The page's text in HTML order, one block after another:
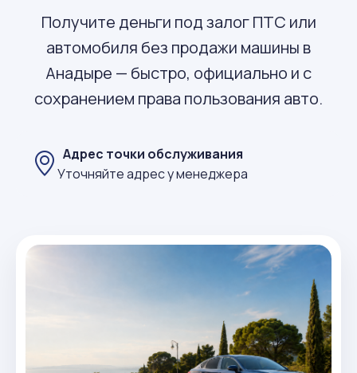
Получите деньги под залог ПТС или
автомобиля без продажи машины в
Анадыре — быстро, официально и с
сохранением права пользования авто.
Адрес точки обслуживания
Уточняйте адрес у менеджера